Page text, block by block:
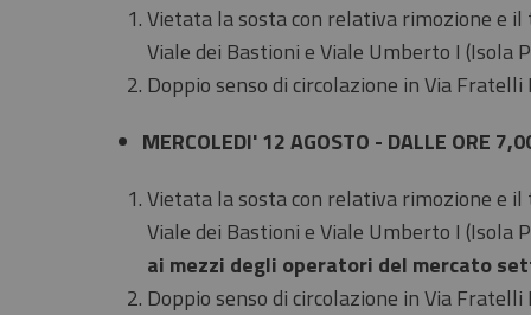
Vietata la sosta con relativa rimozione e
Viale dei Bastioni e Viale Umberto I (Isola
Doppio senso di circolazione in Via Fratelli
MERCOLEDI' 12 AGOSTO - DALLE ORE
Vietata la sosta con relativa rimozione e
Viale dei Bastioni e Viale Umberto I (Isola
ai mezzi degli operatori del mercato
Doppio senso di circolazione in Via Fratelli